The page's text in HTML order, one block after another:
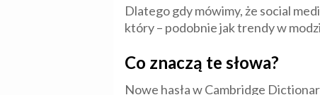
Dlatego gdy mówimy, że social
który – podobnie jak trendy w
Co znaczą te słowa?
Nowe hasła w Cambridge